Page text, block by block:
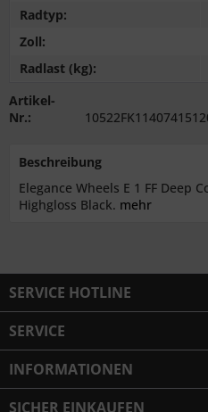
Radtyp:
Zoll:
Radlast (kg):
Artikel-
Nr.:
Beschreibung
Elegance Wheels E 1 FF Deep
Highgloss Black. mehr
SERVICE HOTLINE
SERVICE
INFORMATIONEN
SICHER EINKAUFEN